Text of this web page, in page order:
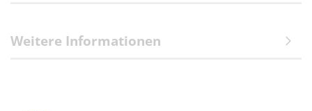
Weitere Informationen